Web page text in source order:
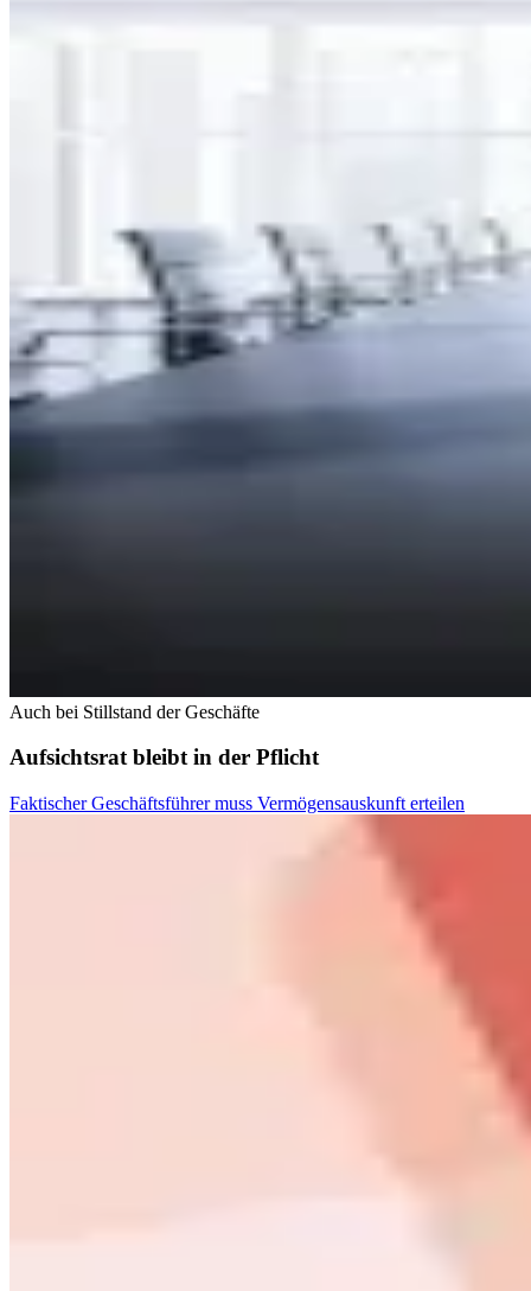
Auch bei Stillstand der Geschäfte
Aufsichtsrat bleibt in der Pflicht
Faktischer Geschäftsführer muss Vermögensauskunft erteilen